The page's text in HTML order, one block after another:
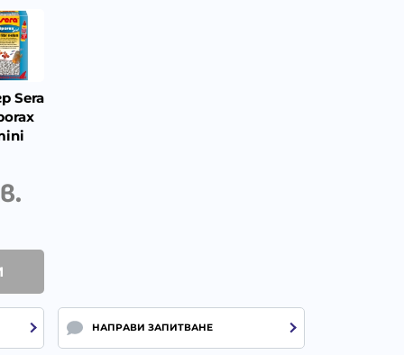
Sera
НАПРАВИ ЗАПИТВАНЕ